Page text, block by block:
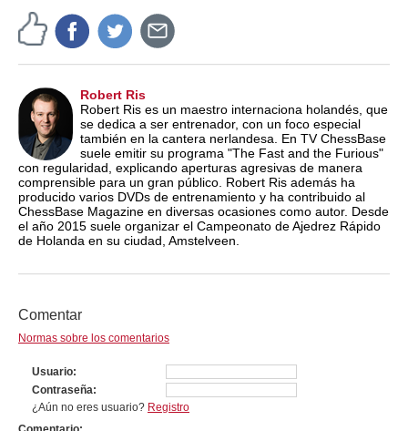
Robert Ris
Robert Ris es un maestro internaciona holandés, que
se dedica a ser entrenador, con un foco especial
también en la cantera nerlandesa. En TV ChessBase
suele emitir su programa "The Fast and the Furious"
con regularidad, explicando aperturas agresivas de manera
comprensible para un gran público. Robert Ris además ha
producido varios DVDs de entrenamiento y ha contribuido al
ChessBase Magazine en diversas ocasiones como autor. Desde
el año 2015 suele organizar el Campeonato de Ajedrez Rápido
de Holanda en su ciudad, Amstelveen.
Comentar
Normas sobre los comentarios
Usuario
Contraseña
¿Aún no eres usuario? Registro